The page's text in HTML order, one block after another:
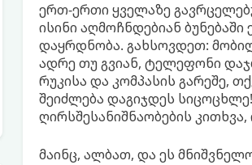
ერთ-ერთი ყველაზე
ისინი აღმოჩნდებიან
დაყრდნობა. გახსოვდეთ:
ადრე თუ გვიან, ტელეფონი
რუკისა და კომპასის გარეშე,
შეიძლება დაგიჯდეს
ღირსშესანიშნაობების
მაინც, ალბათ, და ეს